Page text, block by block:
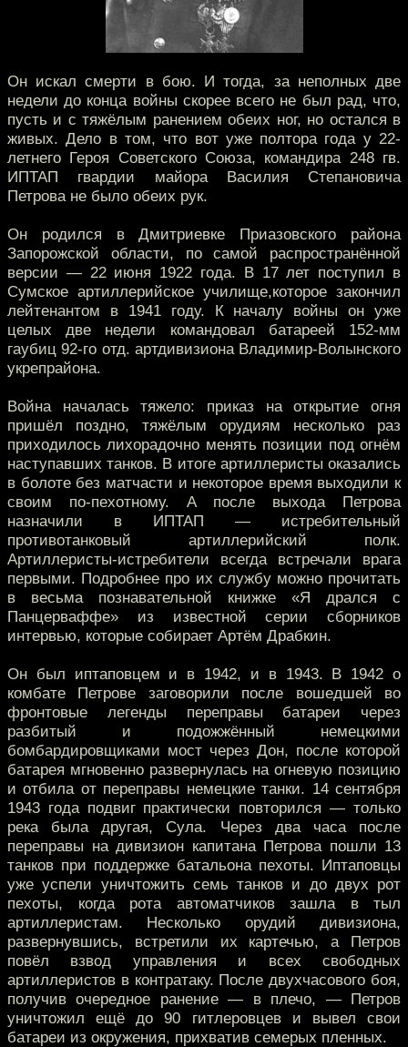
Он искал смерти в бою. И тогда, за неполных две
недели до конца войны скорее всего не был рад, что,
пусть и с тяжёлым ранением обеих ног, но остался в
живых. Дело в том, что вот уже полтора года у 22-
летнего Героя Советского Союза, командира 248 гв.
ИПТАП гвардии майора Василия Степановича
Петрова не было обеих рук.
Он родился в Дмитриевке Приазовского района
Запорожской области, по самой распространённой
версии — 22 июня 1922 года. В 17 лет поступил в
Сумское артиллерийское училище,которое закончил
лейтенантом в 1941 году. К началу войны он уже
целых две недели командовал батареей 152-мм
гаубиц 92-го отд. артдивизиона Владимир-Волынского
укрепрайона.
Война началась тяжело: приказ на открытие огня
пришёл поздно, тяжёлым орудиям несколько раз
приходилось лихорадочно менять позиции под огнём
наступавших танков. В итоге артиллеристы оказались
в болоте без матчасти и некоторое время выходили к
своим по-пехотному. А после выхода Петрова
назначили в ИПТАП — истребительный
противотанковый артиллерийский полк.
Артиллеристы-истребители всегда встречали врага
первыми. Подробнее про их службу можно прочитать
в весьма познавательной книжке «Я дрался с
Панцерваффе» из известной серии сборников
интервью, которые собирает Артём Драбкин.
Он был иптаповцем и в 1942, и в 1943. В 1942 о
комбате Петрове заговорили после вошедшей во
фронтовые легенды переправы батареи через
разбитый и подожжённый немецкими
бомбардировщиками мост через Дон, после которой
батарея мгновенно развернулась на огневую позицию
и отбила от переправы немецкие танки. 14 сентября
1943 года подвиг практически повторился — только
река была другая, Сула. Через два часа после
переправы на дивизион капитана Петрова пошли 13
танков при поддержке батальона пехоты. Иптаповцы
уже успели уничтожить семь танков и до двух рот
пехоты, когда рота автоматчиков зашла в тыл
артиллеристам. Несколько орудий дивизиона,
развернувшись, встретили их картечью, а Петров
повёл взвод управления и всех свободных
артиллеристов в контратаку. После двухчасового боя,
получив очередное ранение — в плечо, — Петров
уничтожил ещё до 90 гитлеровцев и вывел свои
батареи из окружения, прихватив семерых пленных.